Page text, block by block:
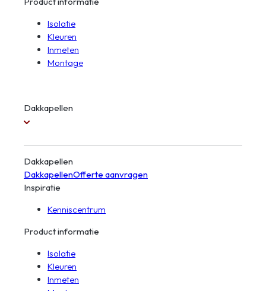
Isolatie
Kleuren
Inmeten
Montage
Dakkapellen
Dakkapellen
DakkapellenOfferte aanvragen
Inspiratie
Kenniscentrum
Product informatie
Isolatie
Kleuren
Inmeten